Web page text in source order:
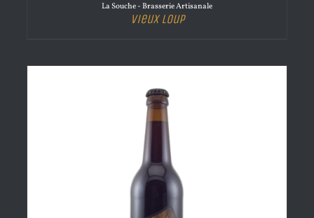
La Souche - Brasserie Artisanale
Vieux Loup